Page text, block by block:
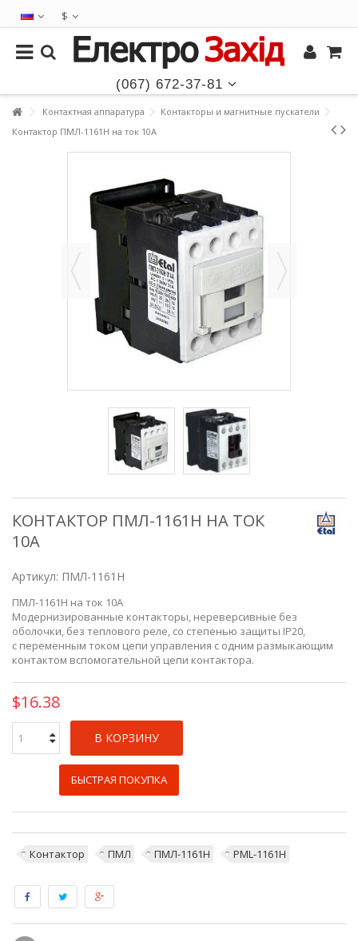
$
(067) 672-37-81
Контактная аппаратура
Контакторы и магнитные пускатели
Контактор ПМЛ-1161Н на ток 10А
КОНТАКТОР ПМЛ-1161Н НА ТОК
10А
Артикул: ПМЛ-1161Н
ПМЛ-1161Н на ток 10А
Модернизированные контакторы, нереверсивные без
оболочки, без теплового реле, со степенью защиты IP20,
c переменным током цепи управления с одним размыкающим
контактом вспомогательной цепи контактора.
$16.38
В КОРЗИНУ
БЫСТРАЯ ПОКУПКА
Контактор ПМЛ ПМЛ-1161Н PML-1161H